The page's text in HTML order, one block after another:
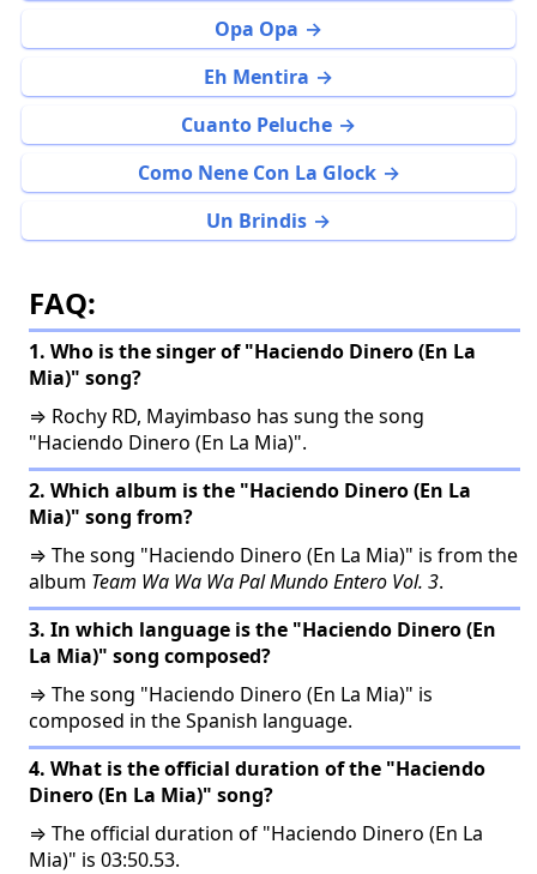
Opa Opa
Eh Mentira
Cuanto Peluche
Como Nene Con La Glock
Un Brindis
FAQ:
1. Who is the singer of "Haciendo Dinero (En La
Mia)" song?
⇒ Rochy RD, Mayimbaso has sung the song
"Haciendo Dinero (En La Mia)".
2. Which album is the "Haciendo Dinero (En La
Mia)" song from?
⇒ The song "Haciendo Dinero (En La Mia)" is from the
album Team Wa Wa Wa Pal Mundo Entero Vol. 3.
3. In which language is the "Haciendo Dinero (En
La Mia)" song composed?
⇒ The song "Haciendo Dinero (En La Mia)" is
composed in the Spanish language.
4. What is the official duration of the "Haciendo
Dinero (En La Mia)" song?
⇒ The official duration of "Haciendo Dinero (En La
Mia)" is 03:50.53.